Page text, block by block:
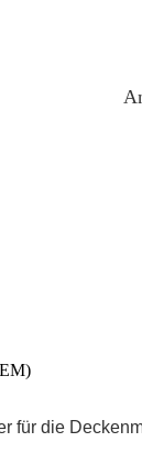
für die